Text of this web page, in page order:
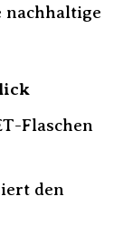
nachhaltige
Flaschen
den